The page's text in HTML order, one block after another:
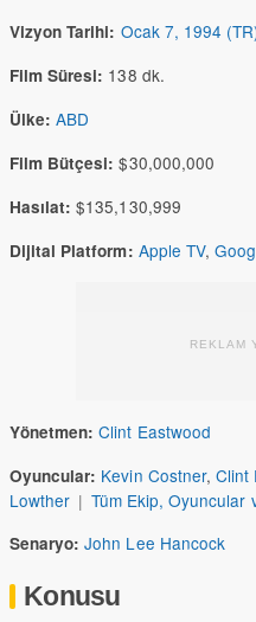
Vizyon Tarihi: Ocak 7, 1994
Film Süresi: 138 dk.
Ülke: ABD
Film Bütçesi: $30,000,000
Hasılat: $135,130,999
Dijital Platform: Apple TV,
REKLAM
Yönetmen: Clint Eastwood
Oyuncular: Kevin Costner, Clint
Lowther | Tüm Ekip, Oyuncular
Senaryo: John Lee Hancock
Konusu